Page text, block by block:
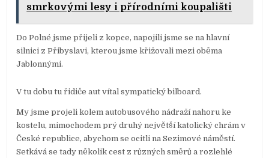
smrkovými lesy i přírodními koupališti
Do Polné jsme přijeli z kopce, napojili jsme se na hlavní
silnici z Přibyslavi, kterou jsme křižovali mezi oběma
Jablonnými.
V tu dobu tu řidiče aut vítal sympatický bilboard.
My jsme projeli kolem autobusového nádraží nahoru ke
kostelu, mimochodem prý druhý největší katolický chrám v
České republice, abychom se ocitli na Sezimové náměstí.
Setkává se tady několik cest z různých směrů a rozlehlé